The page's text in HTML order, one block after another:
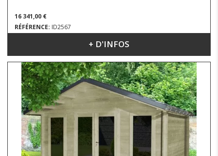
16 341,00 €
RÉFÉRENCE: ID2567
DIMENSIONS : 4.43 X 4.53 M+ D'INFOS